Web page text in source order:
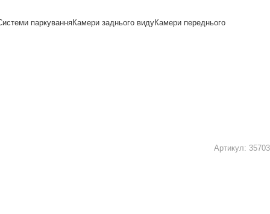
паркуванняКамери заднього видуКамери переднього
Артикул: 35703